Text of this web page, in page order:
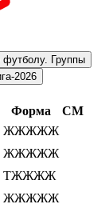
Группы
2026
Форма
СМ
ЖЖЖЖЖ
ЖЖЖЖЖ
ТЖЖЖЖ
ЖЖЖЖЖ